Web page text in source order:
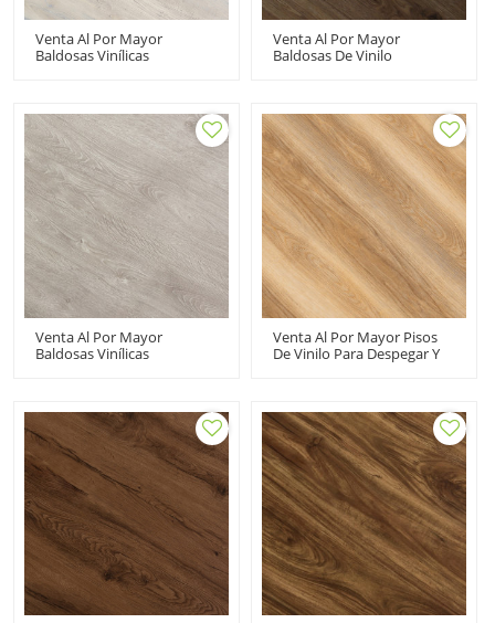
Venta Al Por Mayor
Baldosas Vinílicas
| Ecológico Resiliente HIF
20486
Venta Al Por Mayor
Baldosas De Vinilo
Flexible Económico 6''x36''
100m2MOQ HIF 20483
Venta Al Por Mayor
Baldosas Vinílicas
Ecológico Resiliente HIF
21207
Venta Al Por Mayor Pisos
De Vinilo Para Despegar Y